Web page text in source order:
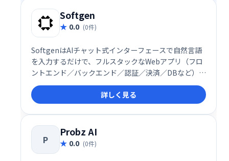
Softgen
0.0 (0件)
SoftgenはAIチャット式インターフェースで自然言語
を入力するだけで、フルスタックなWebアプリ（フロ
ントエンド／バックエンド／認証／決済／DBなど）を
自動生成し、迅速に展開できる開発プラットフォーム
です
詳しく見る
P
Probz AI
0.0 (0件)